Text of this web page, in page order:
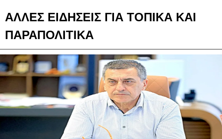
ΑΛΛΕΣ ΕΙΔΗΣΕΙΣ ΓΙΑ ΤΟΠΙΚΑ ΚΑΙ
ΠΑΡΑΠΟΛΙΤΙΚΑ